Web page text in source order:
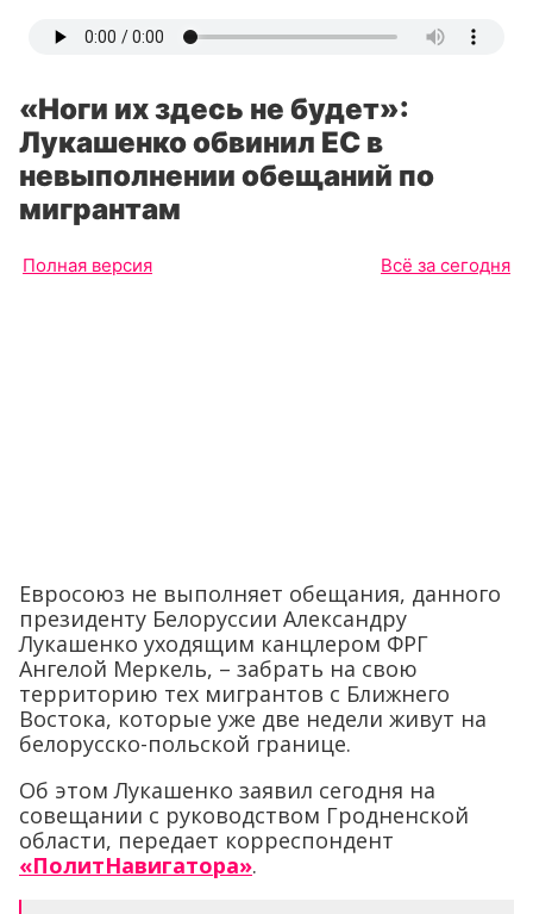
«Ноги их здесь не будет»:
Лукашенко обвинил ЕС в
невыполнении обещаний по
мигрантам
Полная версия Всё за сегодня
Евросоюз не выполняет обещания, данного
президенту Белоруссии Александру
Лукашенко уходящим канцлером ФРГ
Ангелой Меркель, – забрать на свою
территорию тех мигрантов с Ближнего
Востока, которые уже две недели живут на
белорусско-польской границе.
Об этом Лукашенко заявил сегодня на
совещании с руководством Гродненской
области, передает корреспондент
«ПолитНавигатора».